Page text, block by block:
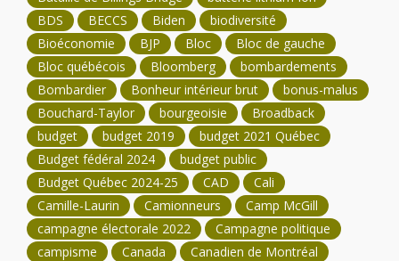
BDS
BECCS Biden
biodiversité
Bioéconomie
BJP Bloc
Bloc de gauche
Bloc québécois
Bloomberg
bombardements
Bombardier
Bonheur intérieur brut
bonus-malus
Bouchard-Taylor
bourgeoisie
Broadback
budget
budget 2019
budget 2021 Québec
Budget fédéral 2024
budget public
Budget Québec 2024-25
CAD
Cali
Camille-Laurin
Camionneurs
Camp McGill
campagne électorale 2022
Campagne politique
campisme
Canada
Canadien de Montréal